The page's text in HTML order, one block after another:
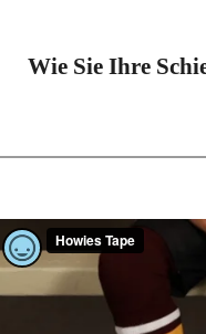
Wie Sie Ihre